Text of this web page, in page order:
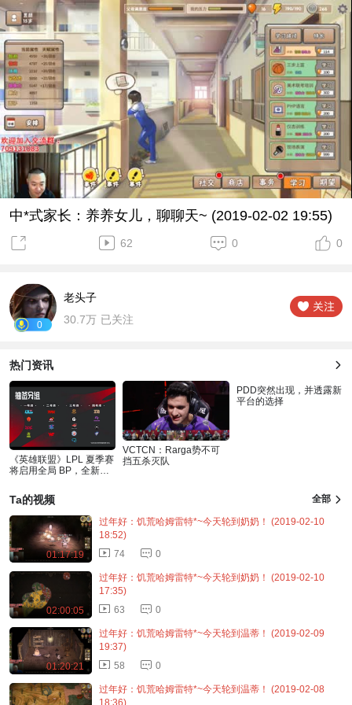
中*式家长：养养女儿，聊聊天~ (2019-02-02 19:55)
62 0 0
0
老头子
30.7万 已关注
热门资讯
《英雄联盟》LPL 夏季赛
将启用全局 BP，全新赛
VCTCN：Rarga势不可
挡五杀灭队
PDD突然出现，并透露新
平台的选择
Ta的视频 全部
01:17:19
过年好：饥荒哈姆雷特*~今天轮到奶奶！ (2019-02-10
18:52)
74
0
02:00:05
过年好：饥荒哈姆雷特*~今天轮到奶奶！ (2019-02-10
17:35)
63
0
01:20:21
过年好：饥荒哈姆雷特*~今天轮到温蒂！ (2019-02-09
19:37)
58
0
过年好：饥荒哈姆雷特*~今天轮到温蒂！ (2019-02-08
18:36)